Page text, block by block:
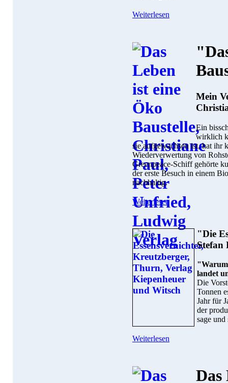
Weiterlesen
Mein
Ein
wirklich
sie aufgewachsen ist, hat ihr
Wiederverwertung von
Greenpeace-Schiff gehörte
der erste Besuch in einem
nachhaltig.
Weiterlesen
"Die
Stefan
landet
Die
Tonnen
Jahr für
der
sage
Weiterlesen
Das